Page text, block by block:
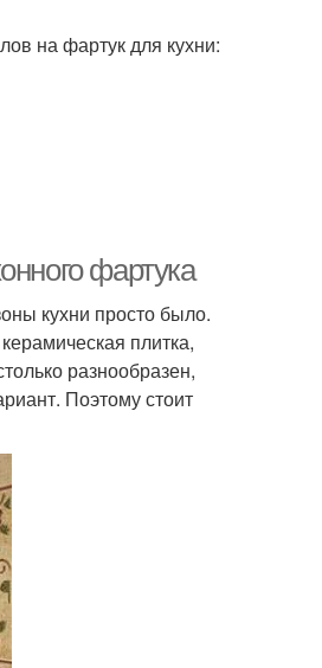
на фартук для кухни:
фартука
кухни просто было.
плитка,
разнообразен,
Поэтому стоит